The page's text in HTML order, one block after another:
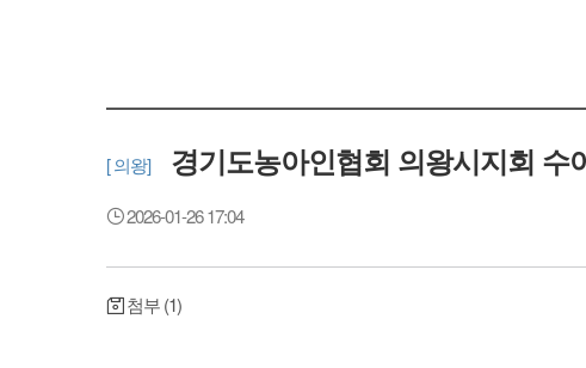
[ 의왕] 경기도농아인협회 의왕시지회 수
2026-01-26 17:04
첨부 (1)